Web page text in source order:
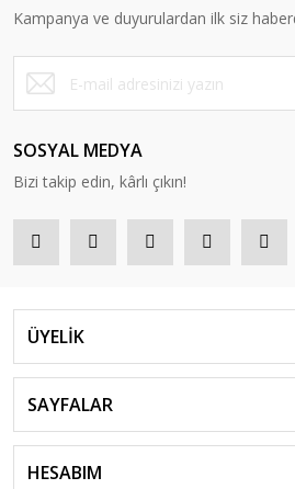
Kampanya ve duyurulardan ilk siz
SOSYAL MEDYA
Bizi takip edin, kârlı çıkın!
ÜYELİK
SAYFALAR
HESABIM